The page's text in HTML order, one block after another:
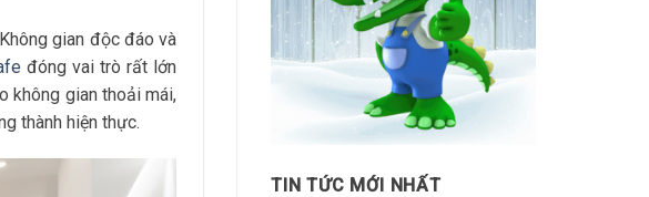
gian độc đáo và
đóng vai trò rất lớn
không gian thoải mái,
thành hiện thực.
TIN TỨC MỚI NHẤT